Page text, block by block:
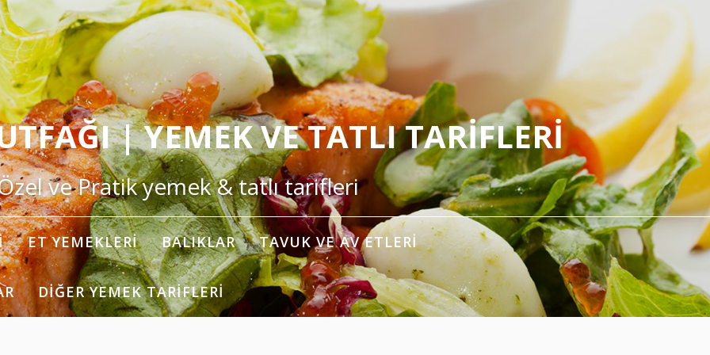
| YEMEK VE TATLI TARIFLERI
ve Pratik yemek & tatlı tarifleri
ET YEMEKLERI BALIKLAR TAVUK VE AV ETLERI
DIĞER YEMEK TARIFLERI